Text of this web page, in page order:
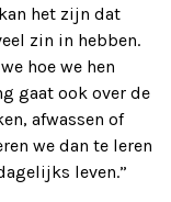
het zijn dat
zin in hebben.
hoe we hen
gaat ook over de
afwassen of
we dan te leren
leven.”